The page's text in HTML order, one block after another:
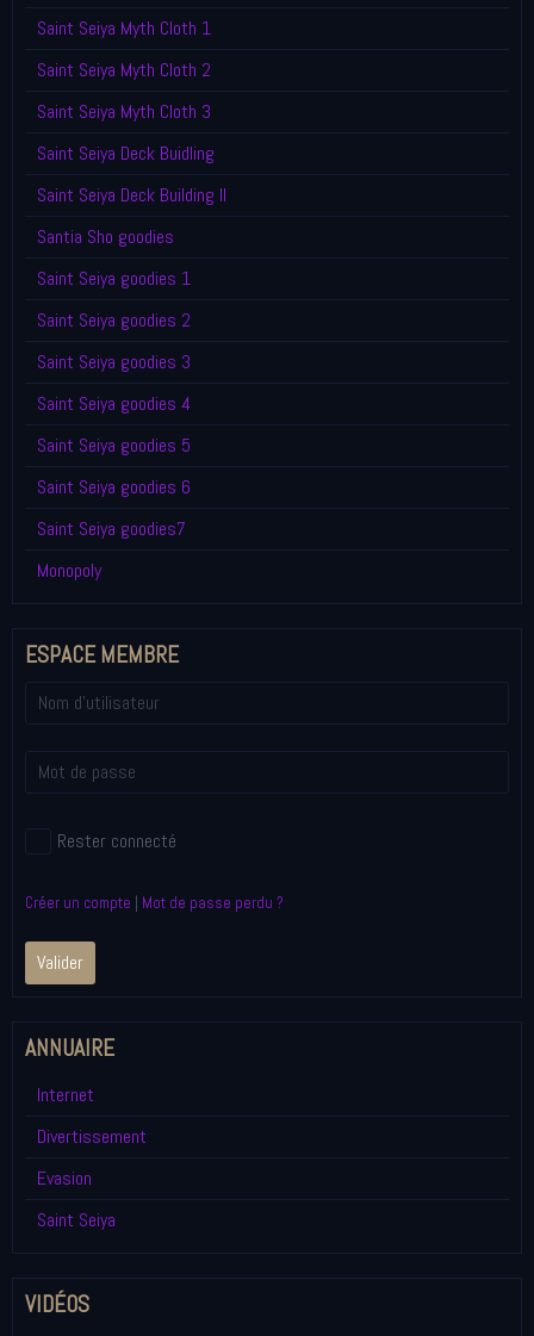
Saint Seiya Myth Cloth 1
Saint Seiya Myth Cloth 2
Saint Seiya Myth Cloth 3
Saint Seiya Deck Buidling
Saint Seiya Deck Building II
Santia Sho goodies
Saint Seiya goodies 1
Saint Seiya goodies 2
Saint Seiya goodies 3
Saint Seiya goodies 4
Saint Seiya goodies 5
Saint Seiya goodies 6
Saint Seiya goodies7
Monopoly
ESPACE MEMBRE
Rester connecté
Créer un compte | Mot de passe perdu ?
Valider
ANNUAIRE
Internet
Divertissement
Evasion
Saint Seiya
VIDÉOS